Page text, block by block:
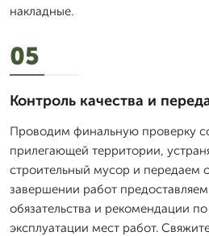
накладные.
05
Контроль качества и
Проводим финальную проверку
прилегающей территории,
строительный мусор и передаем
завершении работ
обязательства и рекомендации
эксплуатации мест работ.